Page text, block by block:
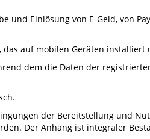
und Einlösung von E-Geld, von
das auf mobilen Geräten
dem die Daten der
der Bereitstellung und
Der Anhang ist integraler